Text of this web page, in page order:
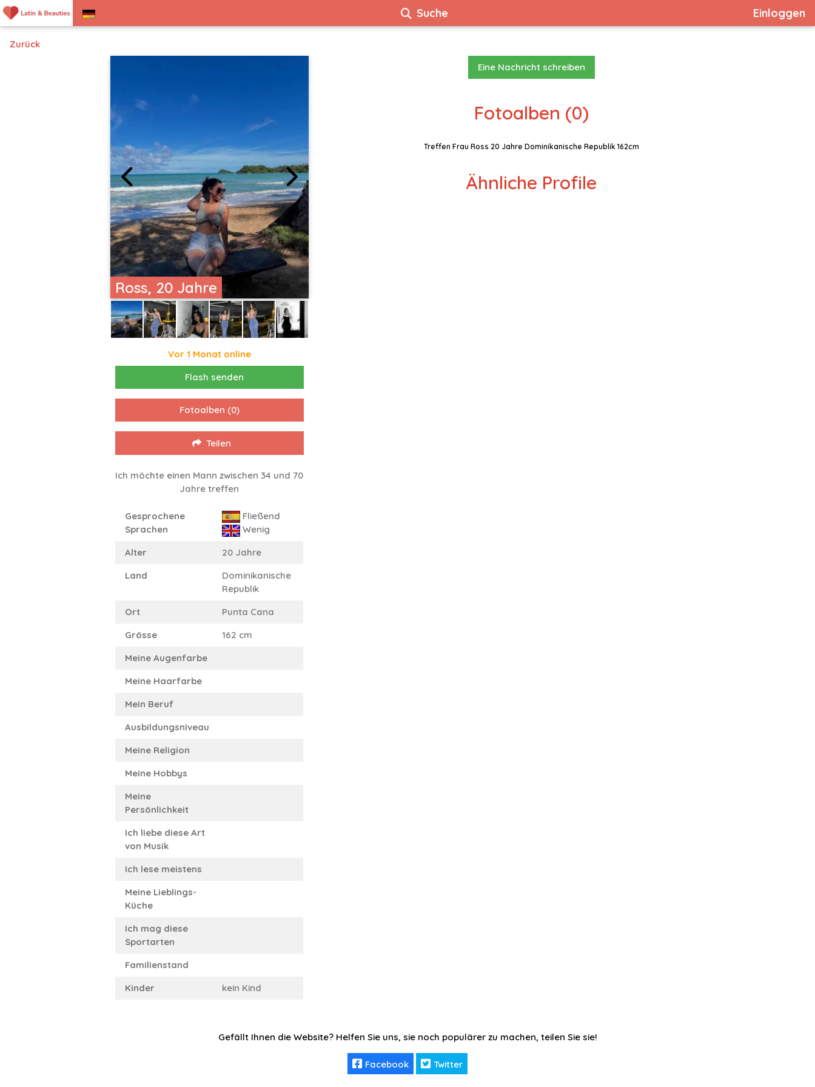
Einloggen
Suche
Zurück
Ross, 20 Jahre
Vor 1 Monat online
Flash senden
Fotoalben (0)
Teilen
Ich möchte einen Mann zwischen 34 und 70
Jahre treffen
Gesprochene
Sprachen
Fließend
Wenig
Alter
20 Jahre
Land
Dominikanische
Republik
Ort
Punta Cana
Grösse
162 cm
Meine Augenfarbe
Meine Haarfarbe
Mein Beruf
Ausbildungsniveau
Meine Religion
Meine Hobbys
Meine
Persönlichkeit
Ich liebe diese Art
von Musik
Ich lese meistens
Meine Lieblings-
Küche
Ich mag diese
Sportarten
Familienstand
Kinder
kein Kind
Eine Nachricht schreiben
Fotoalben (0)
Treffen Frau Ross 20 Jahre Dominikanische Republik 162cm
Ähnliche Profile
Gefällt Ihnen die Website? Helfen Sie uns, sie noch populärer zu machen, teilen Sie sie!
Facebook Twitter